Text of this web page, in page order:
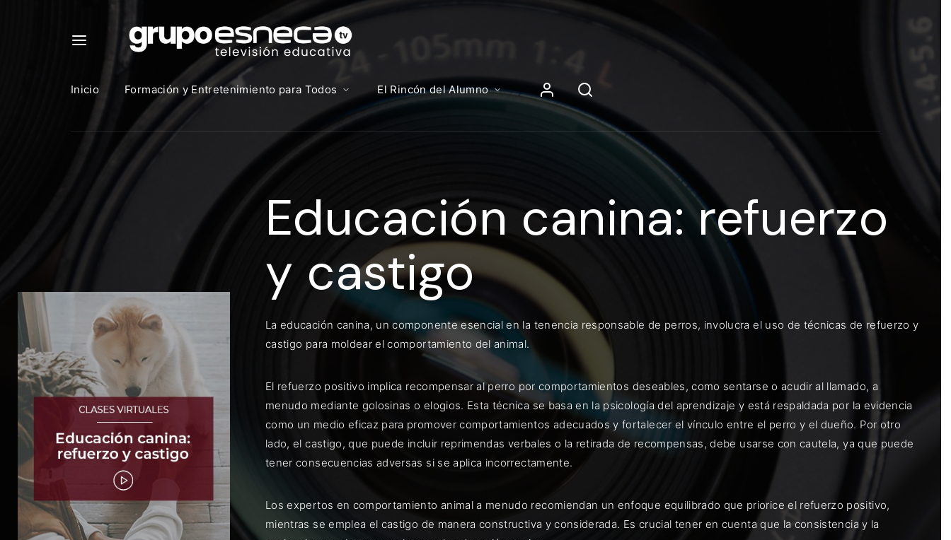
Inicio Formación y Entretenimiento para Todos El Rincón del Alumno
Educación canina: refuerzo
y castigo
La educación canina, un componente esencial en la tenencia responsable de perros, involucra el uso de técnicas de refuerzo y
castigo para moldear el comportamiento del animal.
El refuerzo positivo implica recompensar al perro por comportamientos deseables, como sentarse o acudir al llamado, a
menudo mediante golosinas o elogios. Esta técnica se basa en la psicología del aprendizaje y está respaldada por la evidencia
como un medio eficaz para promover comportamientos adecuados y fortalecer el vínculo entre el perro y el dueño. Por otro
lado, el castigo, que puede incluir reprimendas verbales o la retirada de recompensas, debe usarse con cautela, ya que puede
tener consecuencias adversas si se aplica incorrectamente.
Los expertos en comportamiento animal a menudo recomiendan un enfoque equilibrado que priorice el refuerzo positivo,
mientras se emplea el castigo de manera constructiva y considerada. Es crucial tener en cuenta que la consistencia y la
Contenidos, programas y recursos educativos de Grupo Esneca TV
Iniciar Sesión
Para iniciar sesión debes introducir el mismo usuario y contraseña
https://elcampusonline.com
Dirección de correo electrónico
ENTRAR
Recuérdame